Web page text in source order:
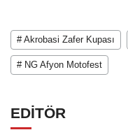
# Akrobasi Zafer Kupası
# NG Afyon Motofest
EDİTÖR